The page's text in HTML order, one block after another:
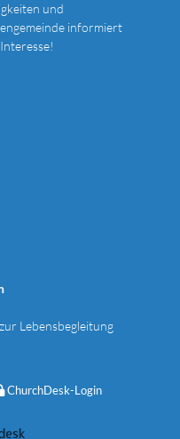
und
informiert
Lebensbegleitung
ChurchDesk-Login